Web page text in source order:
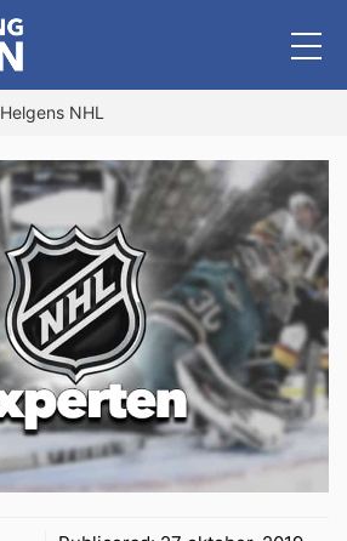
Helgens NHL